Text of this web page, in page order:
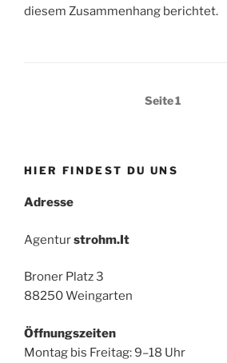
diesem Zusammenhang berichtet.
Seitennummerierung
Seite1
HIER FINDEST DU UNS
Adresse
Agenturstrohm.It
Broner Platz 3
88250 Weingarten
Öffnungszeiten
Montag bis Freitag: 9–18 Uhr